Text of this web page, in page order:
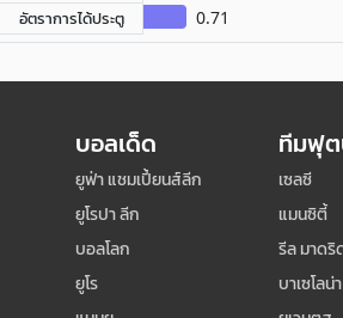
อัตราการได้ประตู 0.71
บอลเด็ด
ยูฟ่า แชมเปี้ยนส์ลีก
ยูโรปา ลีก
บอลโลก
ยูโร
ทีมฟุ
เซลซี
แมนซิตี้
รีล มาดริ
บาเซโลน่า